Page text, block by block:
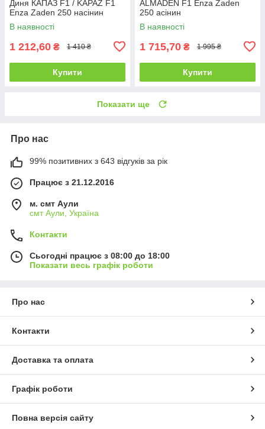
Диня КАПАЗ F1 / KAPAZ F1
Enza Zaden 250 насінин
В наявності
1 212,60 ₴ 1 410 ₴
Купити
ALMADEN F1 Enza Zaden
250 асінин
В наявності
1 715,70 ₴ 1 995 ₴
Купити
Показати ще
Про нас
99% позитивних з 643 відгуків за рік
Працює з 21.12.2016
м. смт Аули
смт Аули, Україна
Контакти
Сьогодні працює з 08:00 до 18:00
Показати весь графік роботи
Про нас
Контакти
Доставка та оплата
Графік роботи
Повна версія сайту